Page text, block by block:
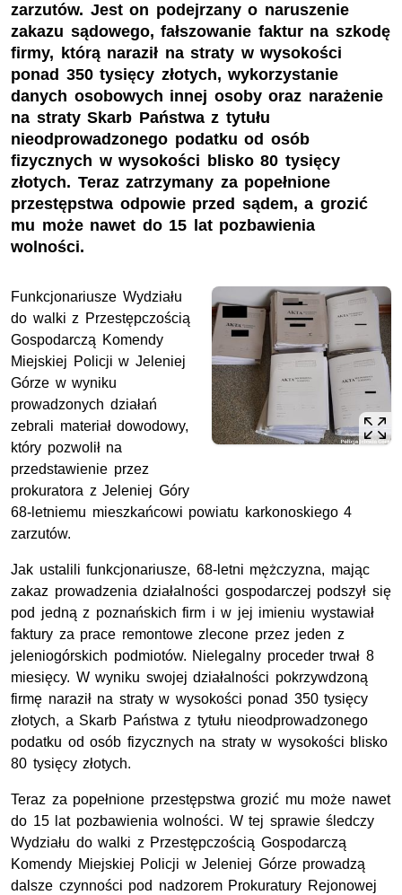
zarzutów. Jest on podejrzany o naruszenie
zakazu sądowego, fałszowanie faktur na szkodę
firmy, którą naraził na straty w wysokości
ponad 350 tysięcy złotych, wykorzystanie
danych osobowych innej osoby oraz narażenie
na straty Skarb Państwa z tytułu
nieodprowadzonego podatku od osób
fizycznych w wysokości blisko 80 tysięcy
złotych. Teraz zatrzymany za popełnione
przestępstwa odpowie przed sądem, a grozić
mu może nawet do 15 lat pozbawienia
wolności.
Funkcjonariusze Wydziału
do walki z Przestępczością
Gospodarczą Komendy
Miejskiej Policji w Jeleniej
Górze w wyniku
prowadzonych działań
zebrali materiał dowodowy,
który pozwolił na
przedstawienie przez
prokuratora z Jeleniej Góry
68-letniemu mieszkańcowi powiatu karkonoskiego 4
zarzutów.
Jak ustalili funkcjonariusze, 68-letni mężczyzna, mając
zakaz prowadzenia działalności gospodarczej podszył się
pod jedną z poznańskich firm i w jej imieniu wystawiał
faktury za prace remontowe zlecone przez jeden z
jeleniogórskich podmiotów. Nielegalny proceder trwał 8
miesięcy. W wyniku swojej działalności pokrzywdzoną
firmę naraził na straty w wysokości ponad 350 tysięcy
złotych, a Skarb Państwa z tytułu nieodprowadzonego
podatku od osób fizycznych na straty w wysokości blisko
80 tysięcy złotych.
Teraz za popełnione przestępstwa grozić mu może nawet
do 15 lat pozbawienia wolności. W tej sprawie śledczy
Wydziału do walki z Przestępczością Gospodarczą
Komendy Miejskiej Policji w Jeleniej Górze prowadzą
dalsze czynności pod nadzorem Prokuratury Rejonowej